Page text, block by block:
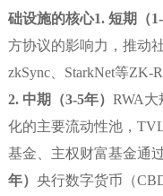
础设施的核心1. 短期（1-
方协议的影响力，推动
zkSync、StarkNet等ZK-
2. 中期（3-5年） RWA大
化的主要流动性池，
基金、主权财富基金通
年） 央行数字货币（